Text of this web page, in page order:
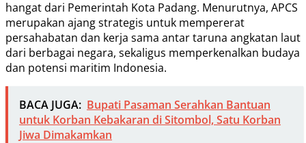
hangat dari Pemerintah Kota Padang. Menurutnya, APCS
merupakan ajang strategis untuk mempererat
persahabatan dan kerja sama antar taruna angkatan laut
dari berbagai negara, sekaligus memperkenalkan budaya
dan potensi maritim Indonesia.
BACA JUGA: Bupati Pasaman Serahkan Bantuan
untuk Korban Kebakaran di Sitombol, Satu Korban
Jiwa Dimakamkan